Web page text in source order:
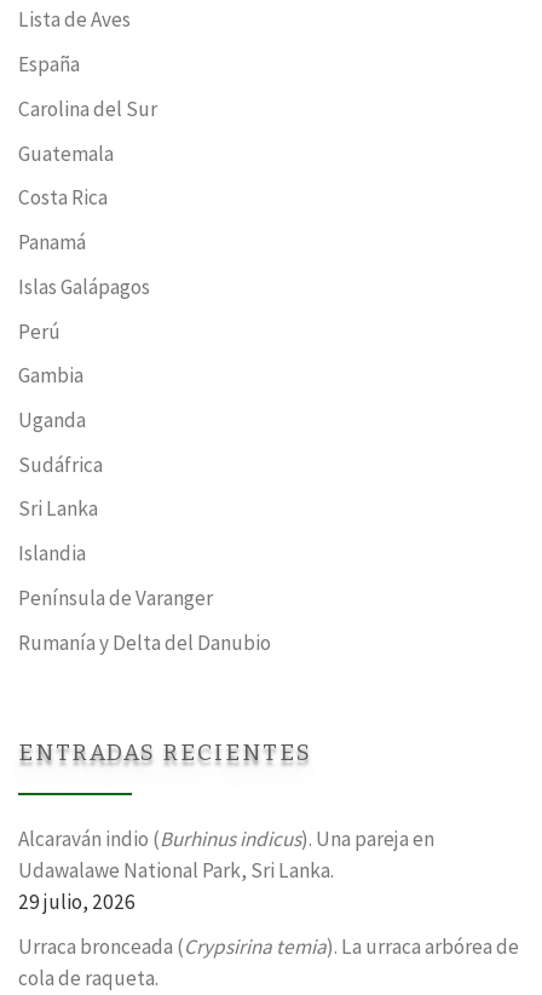
Lista de Aves
España
Carolina del Sur
Guatemala
Costa Rica
Panamá
Islas Galápagos
Perú
Gambia
Uganda
Sudáfrica
Sri Lanka
Islandia
Península de Varanger
Rumanía y Delta del Danubio
ENTRADAS RECIENTES
Alcaraván indio (Burhinus indicus). Una pareja en
Udawalawe National Park, Sri Lanka.
29 julio, 2026
Urraca bronceada (Crypsirina temia). La urraca arbórea de
cola de raqueta.